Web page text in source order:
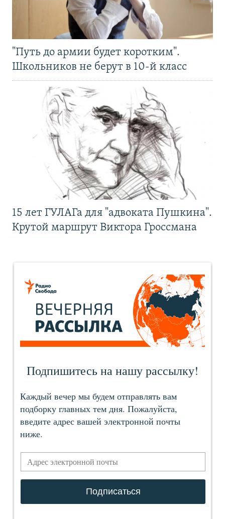
"Путь до армии будет коротким".
Школьников не берут в 10-й класс
15 лет ГУЛАГа для "адвоката Пушкина".
Крутой маршрут Виктора Гроссмана